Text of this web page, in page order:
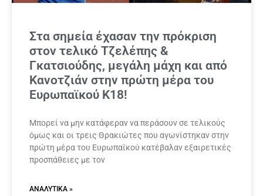
Στα σημεία έχασαν την πρόκριση
στον τελικό Τζελέπης &
Γκατσιούδης, μεγάλη μάχη και από
Κανοτζιάν στην πρώτη μέρα του
Ευρωπαϊκού Κ18!
Μπορεί να μην κατάφεραν να περάσουν σε τελικούς
όμως και οι τρεις Θρακιώτες που αγωνίστηκαν στην
πρώτη μέρα του Ευρωπαϊκού κατέβαλαν εξαιρετικές
προσπάθειες με τον
ΑΝΑΛΥΤΙΚΆ »